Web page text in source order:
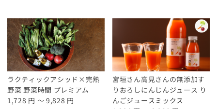
ラクティックアシッド×完熟
野菜 野菜時間 プレミアム
1,728 円 ～ 9,828 円
宮垣さん高見さんの無添加す
りおろしにんじんジュース り
んごジュースミックス